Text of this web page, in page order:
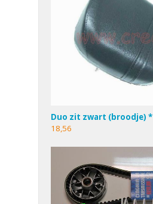
Duo zit zwart (broodje) *
18,56